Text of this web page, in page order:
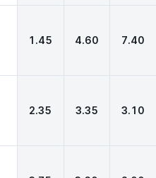
1.45 4.60 7.40
2.35 3.35 3.10